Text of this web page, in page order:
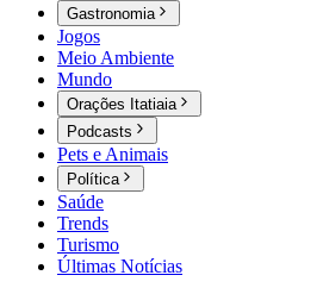
Gastronomia
Jogos
Meio Ambiente
Mundo
Orações Itatiaia
Podcasts
Pets e Animais
Política
Saúde
Trends
Turismo
Últimas Notícias